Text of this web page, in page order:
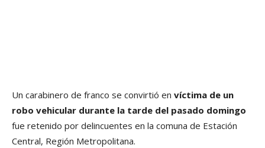
Un carabinero de franco se convirtió en víctima de un
robo vehicular durante la tarde del pasado domingo
fue retenido por delincuentes en la comuna de Estación
Central, Región Metropolitana.